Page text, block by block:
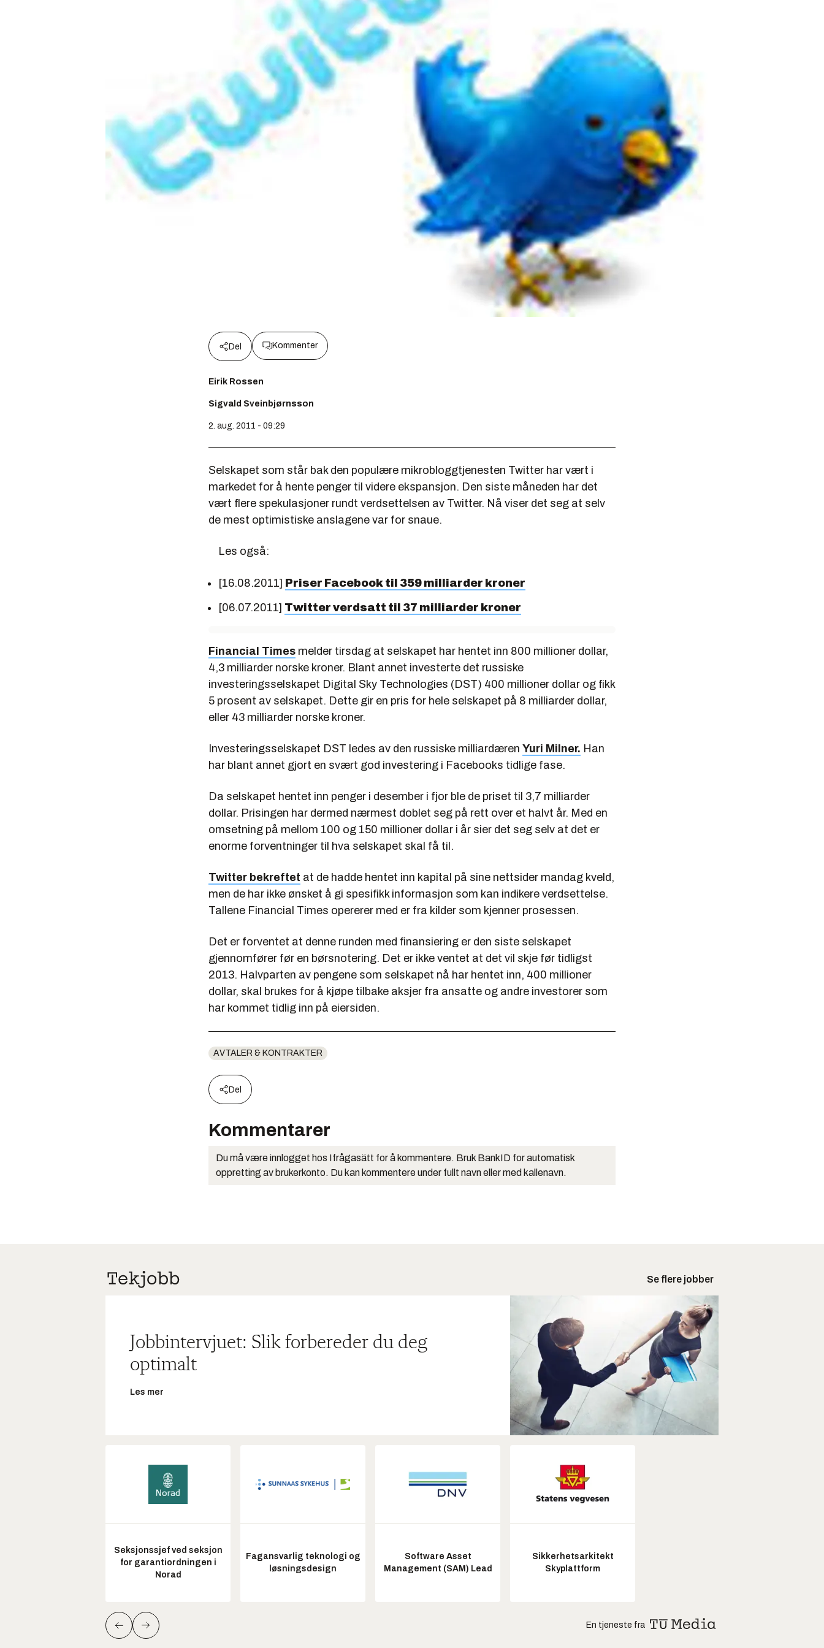
Del Kommenter
Eirik Rossen
Sigvald Sveinbjørnsson
2. aug. 2011 - 09:29
Selskapet som står bak den populære mikrobloggtjenesten Twitter har vært i
markedet for å hente penger til videre ekspansjon. Den siste måneden har det
vært flere spekulasjoner rundt verdsettelsen av Twitter. Nå viser det seg at selv
de mest optimistiske anslagene var for snaue.
Les også:
[16.08.2011] Priser Facebook til 359 milliarder kroner
[06.07.2011] Twitter verdsatt til 37 milliarder kroner
Financial Times melder tirsdag at selskapet har hentet inn 800 millioner dollar,
4,3 milliarder norske kroner. Blant annet investerte det russiske
investeringsselskapet Digital Sky Technologies (DST) 400 millioner dollar og fikk
5 prosent av selskapet. Dette gir en pris for hele selskapet på 8 milliarder dollar,
eller 43 milliarder norske kroner.
Investeringsselskapet DST ledes av den russiske milliardæren Yuri Milner. Han
har blant annet gjort en svært god investering i Facebooks tidlige fase.
Da selskapet hentet inn penger i desember i fjor ble de priset til 3,7 milliarder
dollar. Prisingen har dermed nærmest doblet seg på rett over et halvt år. Med en
omsetning på mellom 100 og 150 millioner dollar i år sier det seg selv at det er
enorme forventninger til hva selskapet skal få til.
Twitter bekreftet at de hadde hentet inn kapital på sine nettsider mandag kveld,
men de har ikke ønsket å gi spesifikk informasjon som kan indikere verdsettelse.
Tallene Financial Times opererer med er fra kilder som kjenner prosessen.
Det er forventet at denne runden med finansiering er den siste selskapet
gjennomfører før en børsnotering. Det er ikke ventet at det vil skje før tidligst
2013. Halvparten av pengene som selskapet nå har hentet inn, 400 millioner
dollar, skal brukes for å kjøpe tilbake aksjer fra ansatte og andre investorer som
har kommet tidlig inn på eiersiden.
AVTALER & KONTRAKTER
Del
Kommentarer
Du må være innlogget hos Ifrågasätt for å kommentere. Bruk BankID for automatisk
oppretting av brukerkonto. Du kan kommentere under fullt navn eller med kallenavn.
Se flere jobber
Jobbintervjuet: Slik forbereder du deg
optimalt
Les mer
Seksjonssjef ved seksjon
for garantiordningen i
Norad
Fagansvarlig teknologi og
løsningsdesign
Software Asset
Management (SAM) Lead
Sikkerhetsarkitekt
Skyplattform
En tjeneste fra